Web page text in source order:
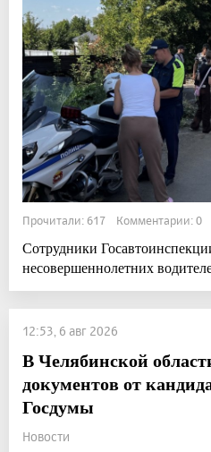
Прочитали: 617 Комментарии: 0
Сотрудники
несовершеннолетних
12:53, 6 авг 2026
В Челябинской
документов от
Госдумы
Новости